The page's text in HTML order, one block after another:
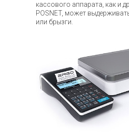
кассового аппарата, как и
POSNET, может
или брызги.